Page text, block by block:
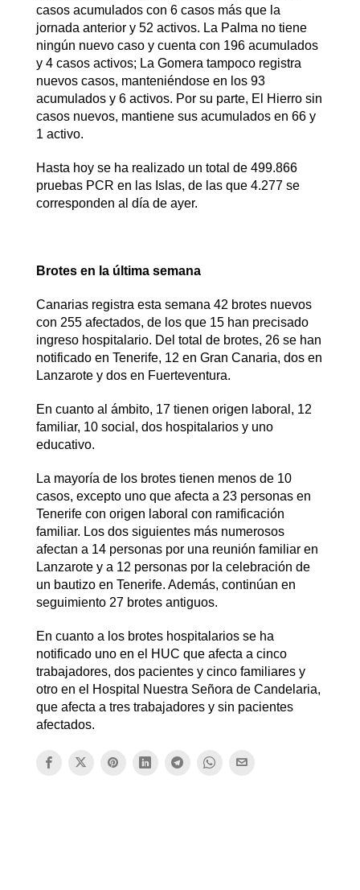
casos acumulados con 6 casos más que la
jornada anterior y 52 activos. La Palma no tiene
ningún nuevo caso y cuenta con 196 acumulados
y 4 casos activos; La Gomera tampoco registra
nuevos casos, manteniéndose en los 93
acumulados y 6 activos. Por su parte, El Hierro sin
casos nuevos, mantiene sus acumulados en 66 y
1 activo.
Hasta hoy se ha realizado un total de 499.866
pruebas PCR en las Islas, de las que 4.277 se
corresponden al día de ayer.
Brotes en la última semana
Canarias registra esta semana 42 brotes nuevos
con 255 afectados, de los que 15 han precisado
ingreso hospitalario. Del total de brotes, 26 se han
notificado en Tenerife, 12 en Gran Canaria, dos en
Lanzarote y dos en Fuerteventura.
En cuanto al ámbito, 17 tienen origen laboral, 12
familiar, 10 social, dos hospitalarios y uno
educativo.
La mayoría de los brotes tienen menos de 10
casos, excepto uno que afecta a 23 personas en
Tenerife con origen laboral con ramificación
familiar. Los dos siguientes más numerosos
afectan a 14 personas por una reunión familiar en
Lanzarote y a 12 personas por la celebración de
un bautizo en Tenerife. Además, continúan en
seguimiento 27 brotes antiguos.
En cuanto a los brotes hospitalarios se ha
notificado uno en el HUC que afecta a cinco
trabajadores, dos pacientes y cinco familiares y
otro en el Hospital Nuestra Señora de Candelaria,
que afecta a tres trabajadores y sin pacientes
afectados.